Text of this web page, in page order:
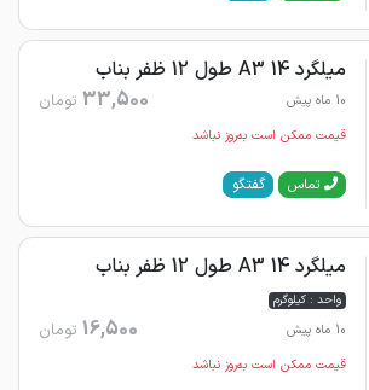
میلگرد 14 A3 طول 12 ظفر بناب
10 ماه پیش 33,500 تومان
قیمت ممکن است به‌روز نباشد
تماس گفتگو
میلگرد 14 A3 طول 12 ظفر بناب
واحد : کیلوگرم
10 ماه پیش
16,500 تومان
قیمت ممکن است به‌روز نباشد